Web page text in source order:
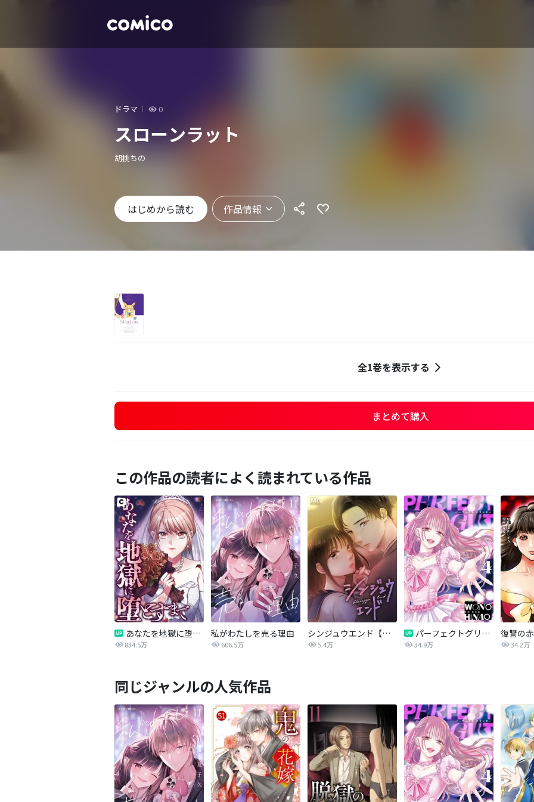
ドラマ 0
スローンラット
胡桃ちの
はじめから読む 作品情報
全1巻を表示する
まとめて購入
この作品の読者によく読まれている作品
あなたを地獄に堕とすまで
834.5万
私がわたしを売る理由
606.5万
シンジュウエンド【タテヨミ】
5.4万
パーフェクトグリッター
34.9万 34.2万
同じジャンルの人気作品